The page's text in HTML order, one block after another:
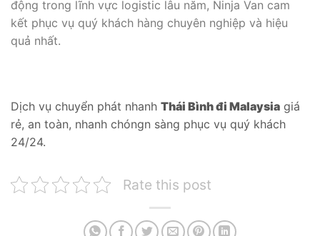
động trong lĩnh vực logistic lâu năm, Ninja Van cam
kết phục vụ quý khách hàng chuyên nghiệp và hiệu
quả nhất.
Dịch vụ chuyển phát nhanh Thái Bình đi Malaysia giá
rẻ, an toàn, nhanh chóngn sàng phục vụ quý khách
24/24.
Rate this post